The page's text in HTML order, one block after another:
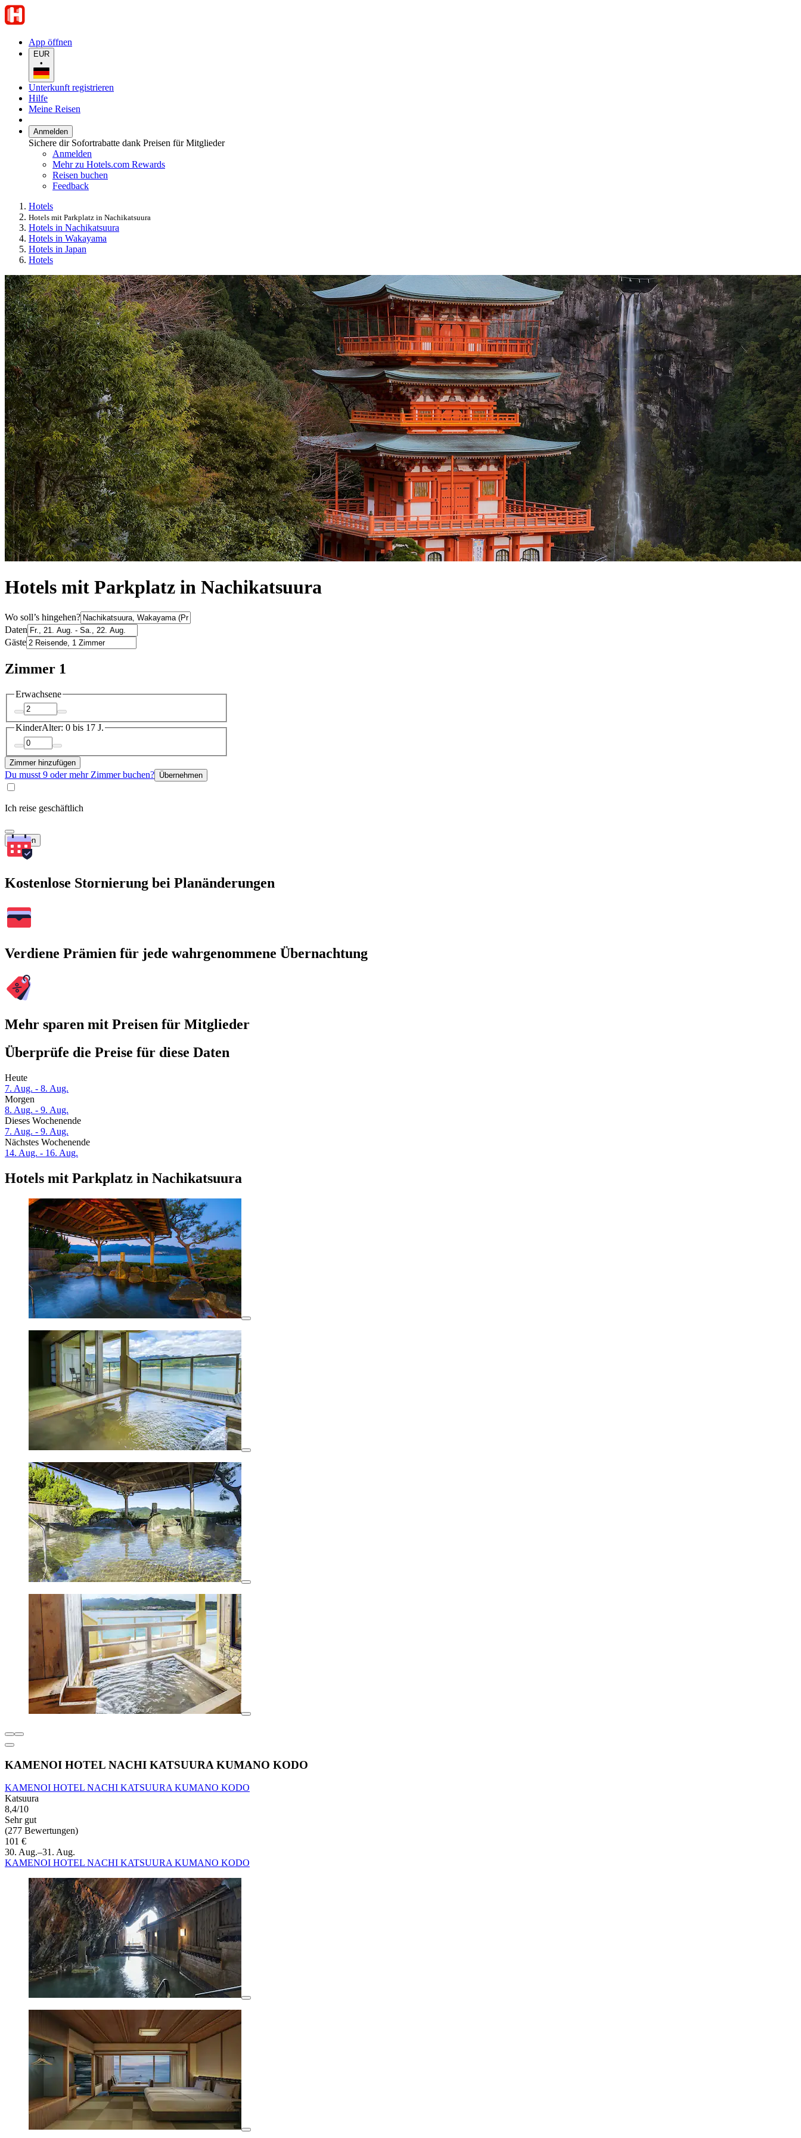
App öffnen
EUR
•
Unterkunft registrieren
Hilfe
Meine Reisen
Anmelden
Sichere dir Sofortrabatte dank Preisen für Mitglieder
Anmelden
Mehr zu Hotels.com Rewards
Reisen buchen
Feedback
Hotels
Hotels mit Parkplatz in Nachikatsuura
Hotels in Nachikatsuura
Hotels in Wakayama
Hotels in Japan
Hotels
Hotels mit Parkplatz in Nachikatsuura
Wo soll’s hingehen?
Daten
Gäste
Zimmer 1
Erwachsene
KinderAlter: 0 bis 17 J.
Zimmer hinzufügen
Du musst 9 oder mehr Zimmer buchen? Übernehmen
Ich reise geschäftlich
Suchen
Kostenlose Stornierung bei Planänderungen
Verdiene Prämien für jede wahrgenommene Übernachtung
Mehr sparen mit Preisen für Mitglieder
Überprüfe die Preise für diese Daten
Heute
7. Aug. - 8. Aug.
Morgen
8. Aug. - 9. Aug.
Dieses Wochenende
7. Aug. - 9. Aug.
Nächstes Wochenende
14. Aug. - 16. Aug.
Hotels mit Parkplatz in Nachikatsuura
KAMENOI HOTEL NACHI KATSUURA KUMANO KODO
KAMENOI HOTEL NACHI KATSUURA KUMANO KODO
Katsuura
8,4/10
Sehr gut
(277 Bewertungen)
101 €
30. Aug.–31. Aug.
KAMENOI HOTEL NACHI KATSUURA KUMANO KODO